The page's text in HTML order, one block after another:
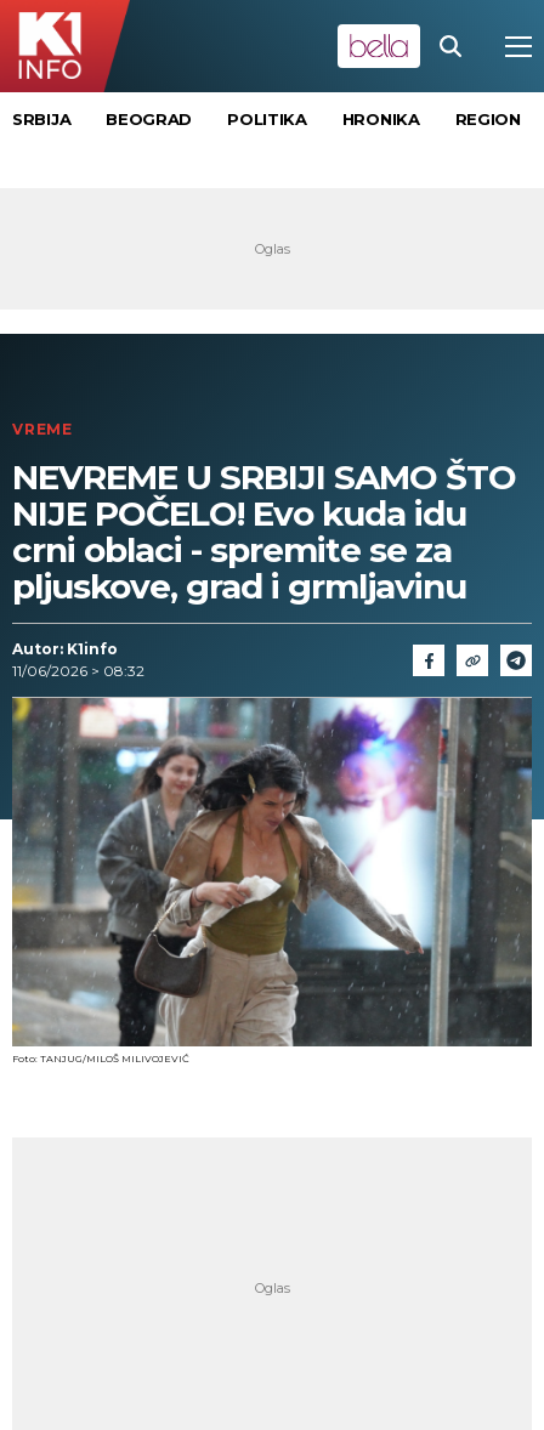
SRBIJA BEOGRAD POLITIKA HRONIKA REGION
VREME
NEVREME U SRBIJI SAMO ŠTO
NIJE POČELO! Evo kuda idu
crni oblaci - spremite se za
pljuskove, grad i grmljavinu
Autor: K1info
11/06/2026 > 08:32
Foto: TANJUG/MILOŠ MILIVOJEVIĆ